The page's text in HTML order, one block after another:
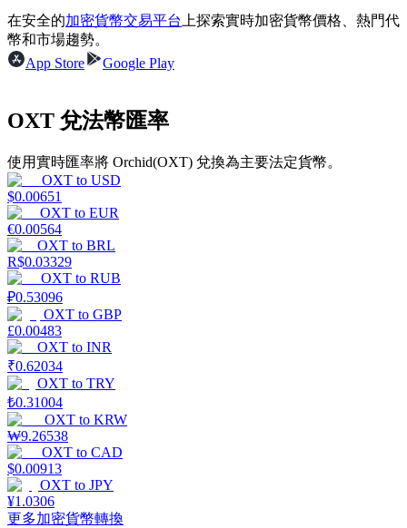
理財
增值寶
使您的資產穩定增值
機槍池
一鍵質押鎖定高收益
在安全的加密貨幣交易平台上探索實時加密貨幣價格、熱門代
幣和市場趨勢。
App Store
Google Play
OXT 兌法幣匯率
使用實時匯率將 Orchid(OXT) 兌換為主要法定貨幣。
OXT to USD
$0.00651
OXT to EUR
€0.00564
OXT to BRL
R$0.03329
OXT to RUB
₽0.53096
OXT to GBP
£0.00483
OXT to INR
₹0.62034
OXT to TRY
₺0.31004
OXT to KRW
₩9.26538
OXT to CAD
$0.00913
OXT to JPY
¥1.0306
更多加密貨幣轉換